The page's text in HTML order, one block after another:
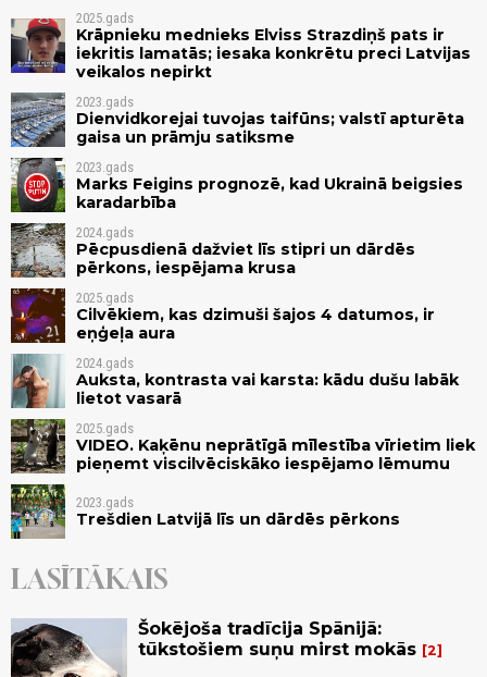
2025.gads
Krāpnieku mednieks Elviss Strazdiņš pats ir
iekritis lamatās; iesaka konkrētu preci Latvijas
veikalos nepirkt
2023.gads
Dienvidkorejai tuvojas taifūns; valstī apturēta
gaisa un prāmju satiksme
2023.gads
Marks Feigins prognozē, kad Ukrainā beigsies
karadarbība
2024.gads
Pēcpusdienā dažviet līs stipri un dārdēs
pērkons, iespējama krusa
2025.gads
Cilvēkiem, kas dzimuši šajos 4 datumos, ir
eņģeļa aura
2024.gads
Auksta, kontrasta vai karsta: kādu dušu labāk
lietot vasarā
2025.gads
VIDEO. Kaķēnu neprātīgā mīlestība vīrietim liek
pieņemt viscilvēciskāko iespējamo lēmumu
2023.gads
Trešdien Latvijā līs un dārdēs pērkons
LASĪTĀKAIS
Šokējoša tradīcija Spānijā:
tūkstošiem suņu mirst mokās
2